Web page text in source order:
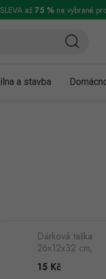
osobních údajů
až 75 %na vybrané
a stavba
Dárková taška
26x12x32 cm,
kraftový papír,
červená
15 Kč